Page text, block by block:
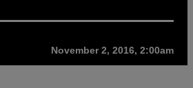
November 2, 2016, 2:00am